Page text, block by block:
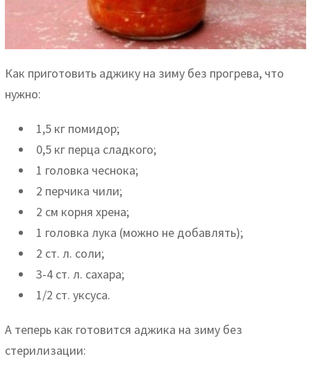
Как приготовить аджику на зиму без прогрева, что
нужно:
1,5 кг помидор;
0,5 кг перца сладкого;
1 головка чеснока;
2 перчика чили;
2 см корня хрена;
1 головка лука (можно не добавлять);
2 ст. л. соли;
3-4 ст. л. сахара;
1/2 ст. уксуса.
А теперь как готовится аджика на зиму без
стерилизации: